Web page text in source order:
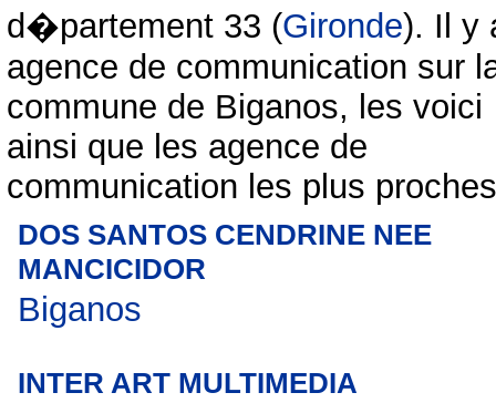
d�partement 33 (Gironde). Il y
agence de communication sur
commune de Biganos, les voici
ainsi que les agence de
communication les plus
DOS SANTOS CENDRINE NEE
MANCICIDOR
Biganos
INTER ART MULTIMEDIA